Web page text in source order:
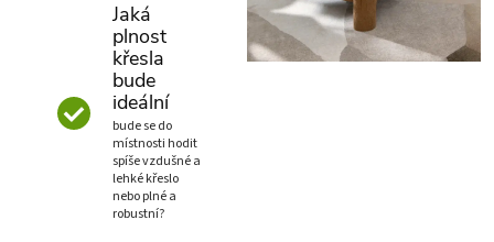
Jaká
plnost
křesla
bude
ideální
bude se do
místnosti hodit
spíše vzdušné a
lehké křeslo
nebo plné a
robustní?